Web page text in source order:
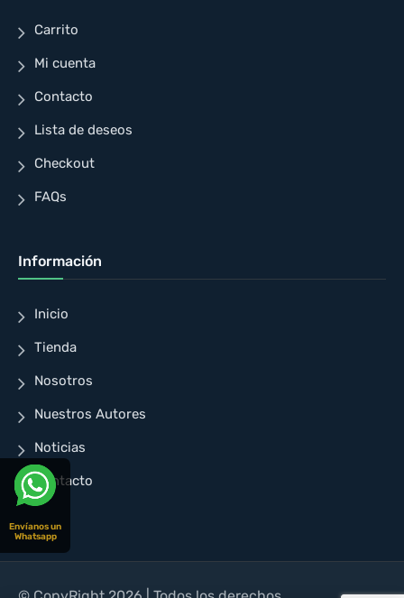
Carrito
Mi cuenta
Contacto
Lista de deseos
Checkout
FAQs
Información
Inicio
Tienda
Nosotros
Nuestros Autores
Noticias
Contacto
Envíanos un
Whatsapp